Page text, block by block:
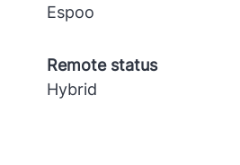
Espoo
Remote status
Hybrid